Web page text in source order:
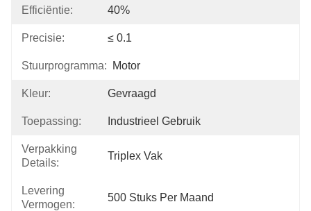
Efficiëntie: 40%
Precisie: ≤ 0.1
Stuurprogramma: Motor
Kleur: Gevraagd
Toepassing: Industrieel Gebruik
Verpakking
Details:
Triplex Vak
Levering
Vermogen:
500 Stuks Per Maand